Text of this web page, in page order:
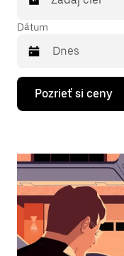
Dátum
Stlačením
šípky
nadol
vyber
Kalendár
zatvoríš
stlačením
klávesu
Esc.
Pozrieť si ceny